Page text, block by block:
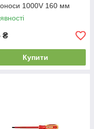
1000V 160 мм
₴
Купити